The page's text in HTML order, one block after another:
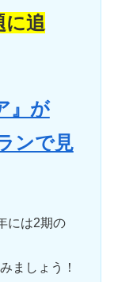
に追
』が
ンで見
には2期の
ましょう！